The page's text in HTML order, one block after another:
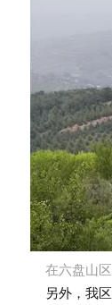
在六盘山
另外，我区